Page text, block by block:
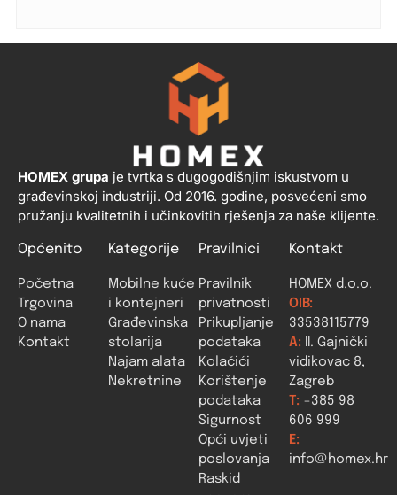
HOMEX grupa je tvrtka s dugogodišnjim iskustvom u
građevinskoj industriji. Od 2016. godine, posvećeni smo
pružanju kvalitetnih i učinkovitih rješenja za naše klijente.
Općenito
Početna
Trgovina
O nama
Kontakt
Kategorije
Mobilne kuće
i kontejneri
Građevinska
stolarija
Najam alata
Nekretnine
Pravilnici
Pravilnik
privatnosti
Prikupljanje
podataka
Kolačići
Korištenje
podataka
Sigurnost
Opći uvjeti
poslovanja
Raskid
Kontakt
HOMEX d.o.o.
OIB:
33538115779
A: II. Gajnički
vidikovac 8,
Zagreb
T: +385 98
606 999
E:
info@homex.hr